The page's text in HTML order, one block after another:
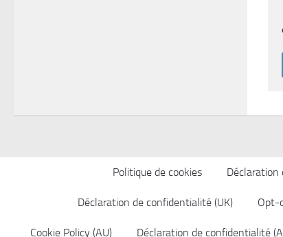
Politique de cookies Déclaration
Déclaration de confidentialité (UK) Opt-
Cookie Policy (AU) Déclaration de confidentialité